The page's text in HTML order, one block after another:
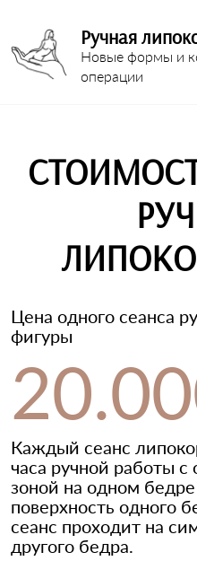
Ручная
Новые формы и
операции
Цена одного сеанса
фигуры
Каждый сеанс
часа ручной работы
зоной на одном
поверхность одного
сеанс проходит на
другого бедра.